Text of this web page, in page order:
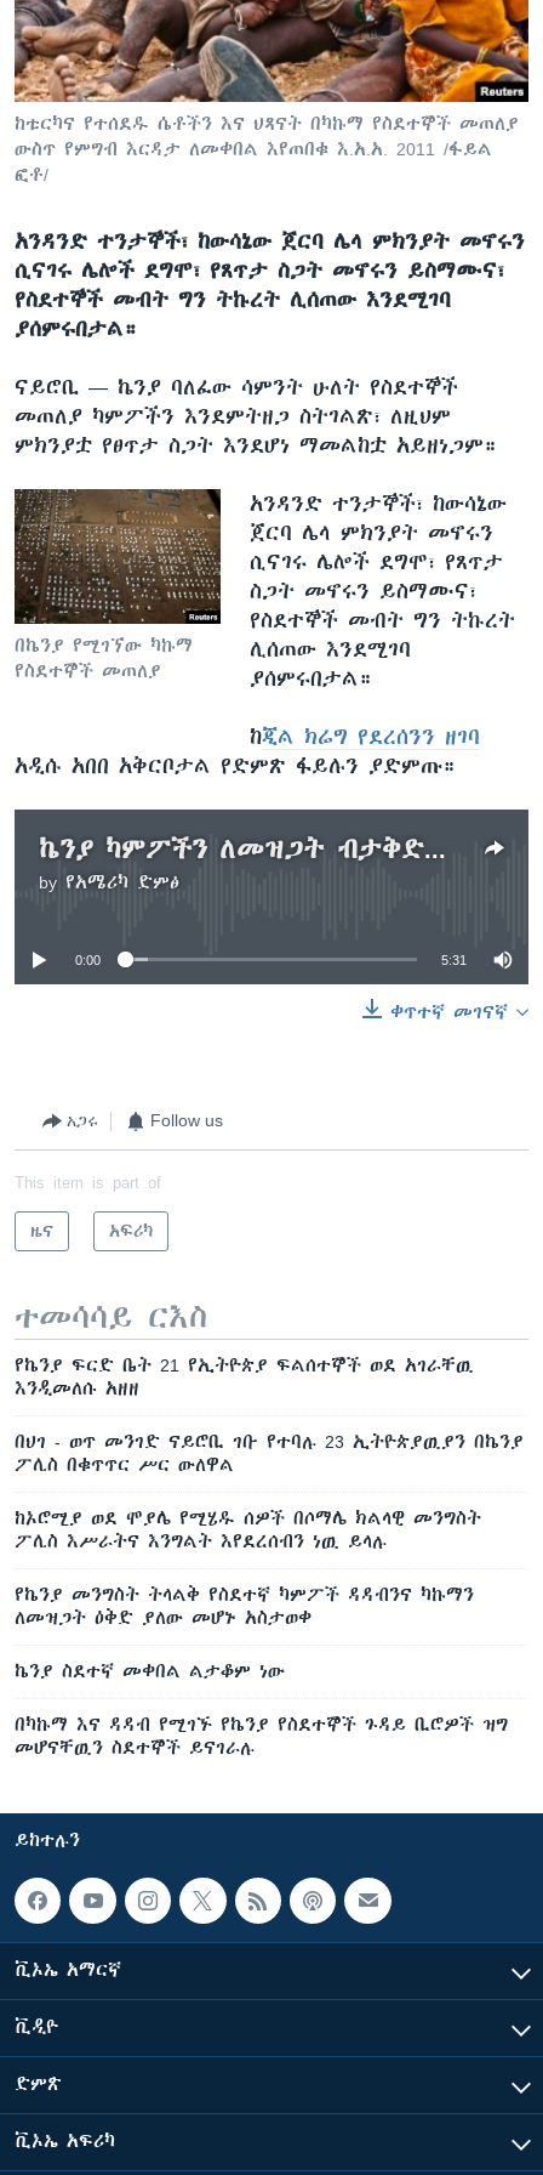
ቋንቋዎች
ከቱርካና የተሰደዱ ሴቶችን እና ህጻናት በካኩማ የስደተኞች መጠለያ
ውስጥ የምግብ እርዳታ ለመቀበል እየጠበቁ እ.አ.አ. 2011 /ፋይል
ፎቶ/
አንዳንድ ተንታኞች፣ ከውሳኔው ጀርባ ሌላ ምክንያት መኖሩን
ሲናገሩ ሌሎች ደግሞ፣ የጸጥታ ስጋት መኖሩን ይስማሙና፣
የስደተኞች መብት ግን ትኩረት ሊሰጠው እንደሚገባ
ያሰምሩበታል።
ናይሮቢ — ኬንያ ባለፈው ሳምንት ሁለት የስደተኞች
መጠለያ ካምፖችን እንደምትዘጋ ስትገልጽ፣ ለዚህም
ምክንያቷ የፀጥታ ስጋት እንደሆነ ማመልከቷ አይዘነጋም።
በኬንያ የሚገኘው ካኩማ
የስደተኞች መጠለያ
አንዳንድ ተንታኞች፣ ከውሳኔው
ጀርባ ሌላ ምክንያት መኖሩን
ሲናገሩ ሌሎች ደግሞ፣ የጸጥታ
ስጋት መኖሩን ይስማሙና፣
የስደተኞች መብት ግን ትኩረት
ሊሰጠው እንደሚገባ
ያሰምሩበታል።
ከጂል ክሬግ የደረሰንን ዘገባ
አዲሱ አበበ አቅርቦታል የድምጽ ፋይሉን ያድምጡ።
ኬንያ ካምፖችን ለመዝጋት ብታቅድም የስደተኞች መብት ትኩረት ሊሰጠው እንደሚገባ ተንታኞች ያሰምራሉ
by የአሜሪካ ድምፅ
No media source currently available
0:00 5:31
ቀጥተኛ መገናኛ
አጋሩ Follow us
This item is part of
ዜና አፍሪካ
ተመሳሳይ ርእስ
የኬንያ ፍርድ ቤት 21 የኢትዮጵያ ፍልሰተኞች ወደ አገራቸዉ
እንዲመለሱ አዘዘ
በህገ - ወጥ መንገድ ናይሮቢ ገቡ የተባሉ 23 ኢትዮጵያዉያን በኬንያ
ፖሊስ በቁጥጥር ሥር ውለዋል
ከኦሮሚያ ወደ ሞያሌ የሚሄዱ ሰዎች በሶማሌ ክልላዊ መንግስት
ፖሊስ እሥራትና እንግልት እየደረሰብን ነዉ ይላሉ
የኬንያ መንግስት ትላልቅ የስደተኛ ካምፖች ዳዳብንና ካኩማን
ለመዝጋት ዕቅድ ያለው መሆኑ አስታወቀ
ኬንያ ስደተኛ መቀበል ልታቆም ነው
በካኩማ እና ዳዳብ የሚገኙ የኬንያ የስደተኞች ጉዳይ ቢሮዎች ዝግ
መሆናቸዉን ስደተኞች ይናገራሉ
ይከተሉን
ቪኦኤ አማርኛ
ቪዲዮ
ድምጽ
ቪኦኤ አፍሪካ